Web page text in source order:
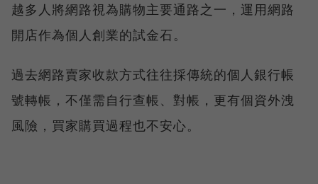
越多人將網路視為購物主要通路之一，運用網路
開店作為個人創業的試金石。
過去網路賣家收款方式往往採傳統的個人銀行帳
號轉帳，不僅需自行查帳、對帳，更有個資外洩
風險，買家購買過程也不安心。